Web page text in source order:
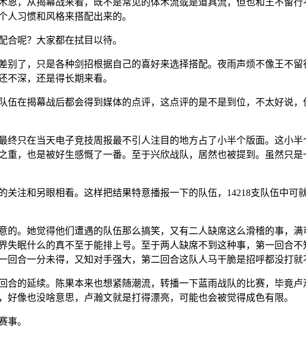
人习惯和风格来搭配出来的。
合呢？大家都在拭目以待。
别了，只是各种剑招根据自己的喜好来选择搭配。夜雨声烦不像王不
不深，还是得长期来看。
在揭幕战后都会得到媒体的点评，这点评的是不是到位，不太好说
终只在当天电子竞技周报最不引人注目的地方占了小半个版面。这小
重，也是被好生感慨了一番。至于兴欣战队，居然也被提到。虽然只
关注和另眼相看。这样把结果特意播报一下的队伍，14218支队伍中
的。她觉得他们遭遇的队伍那么搞笑，又有二人缺席这么滑稽的事，
失眠什么的真不至于能排上号。至于两人缺席不到这种事，第一回合
回合一分未得，又知对手强大，第二回合这队人马干脆是招呼都没打
合的延续。陈果本来也想紧随潮流，转播一下蓝雨战队的比赛，毕竟
好像也没啥意思，卢瀚文就是打得漂亮，可能也会被觉得成色有限。
事。